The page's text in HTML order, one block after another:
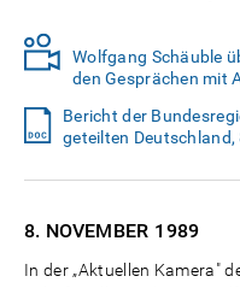
Wolfgang Schäuble
den Gesprächen mit
Bericht der
geteilten
8. NOVEMBER 1989
In der „Aktuellen Kamera"